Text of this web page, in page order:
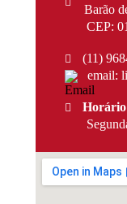
Barão
CEP:
(11)
email:
Horário